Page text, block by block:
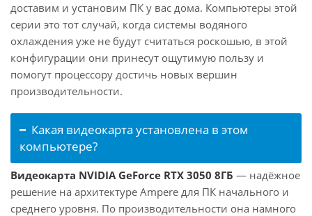
доставим и установим ПК у вас дома. Компьютеры этой
серии это тот случай, когда системы водяного
охлаждения уже не будут считаться роскошью, в этой
конфигурации они принесут ощутимую пользу и
помогут процессору достичь новых вершин
производительности.
Какая видеокарта установлена в этом
компьютере?
Видеокарта NVIDIA GeForce RTX 3050 8ГБ — надёжное
решение на архитектуре Ampere для ПК начального и
среднего уровня. По производительности она намного